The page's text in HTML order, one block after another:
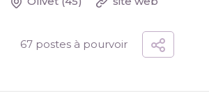
67 postes à pourvoir